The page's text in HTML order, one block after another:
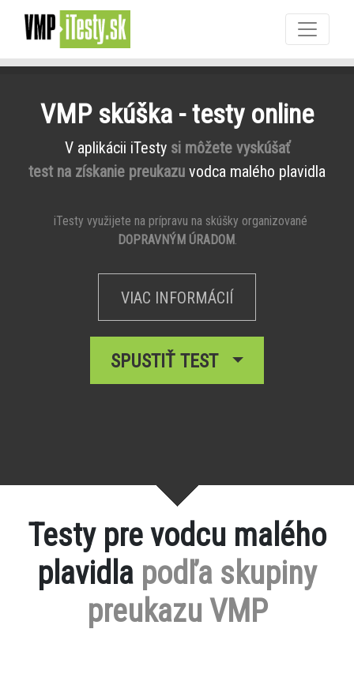
VMP skúška - testy online
V aplikácii iTesty si môžete vyskúšať
test na získanie preukazu vodca malého plavidla
iTesty využijete na prípravu na skúšky organizované
DOPRAVNÝM ÚRADOM.
VIAC INFORMÁCIÍ
SPUSTIŤ TEST
Testy pre vodcu malého
plavidla podľa skupiny
preukazu VMP